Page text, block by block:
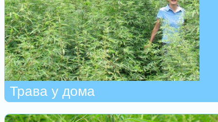
Трава у дома